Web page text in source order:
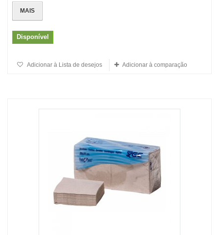
MAIS
Disponível
Adicionar à Lista de desejos Adicionar à comparação